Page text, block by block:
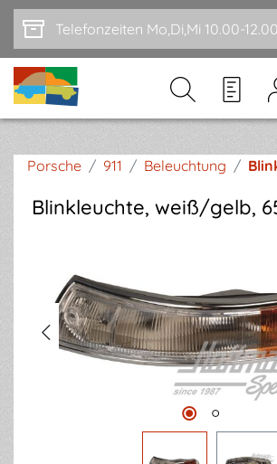
Zum Hauptinhalt springen
Porsche / 911 / Beleuchtung /
Blinkleuchte, weiß/gelb,